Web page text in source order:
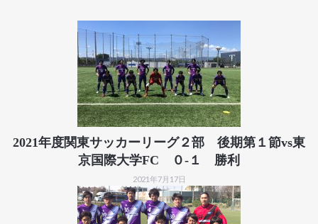
2021年度関東サッカーリーグ２部 後期第１節vs東
京国際大学FC ０-１ 勝利
2021年7月17日